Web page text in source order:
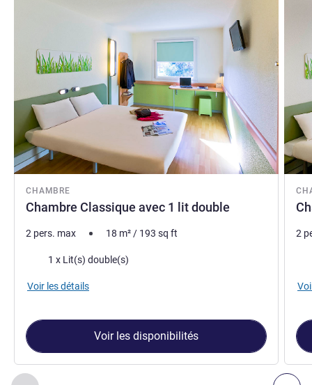
Page , Chambre 1 : Chambre Classique avec 1 lit
CHAMBRE
Chambre Classique avec 1 lit double
2 pers. max 18 m²/ 193 sq ft
Literie1 x Lit(s) double(s)
Voir les détails
Voir les disponibilités
2